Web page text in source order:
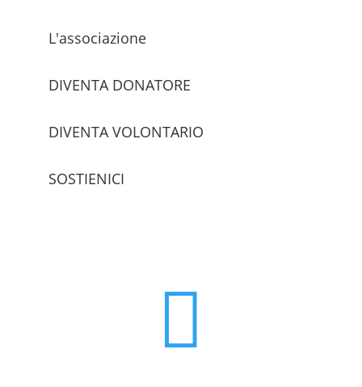
L'associazione
DIVENTA DONATORE
DIVENTA VOLONTARIO
SOSTIENICI
